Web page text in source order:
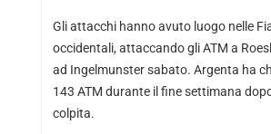
Gli attacchi hanno avuto luogo nelle
occidentali, attaccando gli ATM a
ad Ingelmunster sabato. Argenta ha
143 ATM durante il fine settimana
colpita.